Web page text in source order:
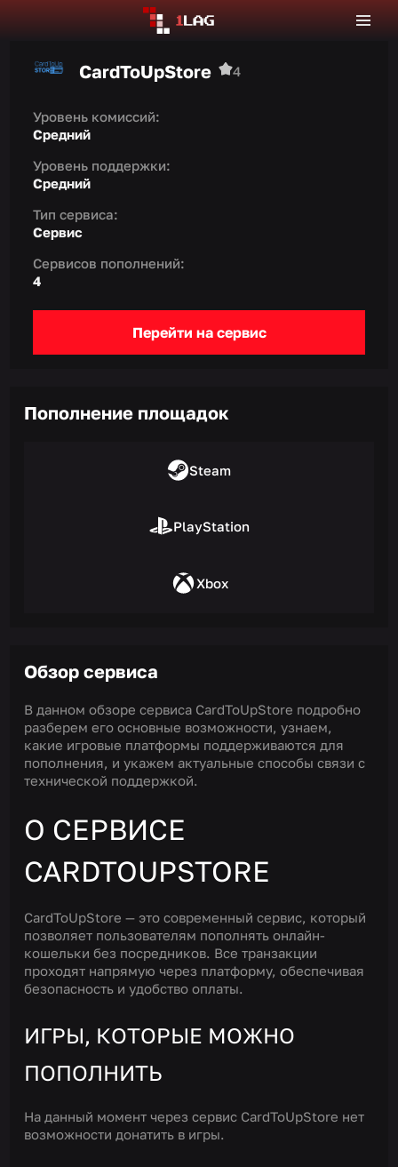
CardToUpStore 4
Уровень комиссий:
Средний
Уровень поддержки:
Средний
Тип сервиса:
Сервис
Сервисов пополнений:
4
Перейти на сервис
Пополнение площадок
Steam
PlayStation
Xbox
Обзор сервиса
В данном обзоре сервиса CardToUpStore подробно
разберем его основные возможности, узнаем,
какие игровые платформы поддерживаются для
пополнения, и укажем актуальные способы связи с
технической поддержкой.
О СЕРВИСЕ
CARDTOUPSTORE
CardToUpStore — это современный сервис, который
позволяет пользователям пополнять онлайн-
кошельки без посредников. Все транзакции
проходят напрямую через платформу, обеспечивая
безопасность и удобство оплаты.
ИГРЫ, КОТОРЫЕ МОЖНО
ПОПОЛНИТЬ
На данный момент через сервис CardToUpStore нет
возможности донатить в игры.